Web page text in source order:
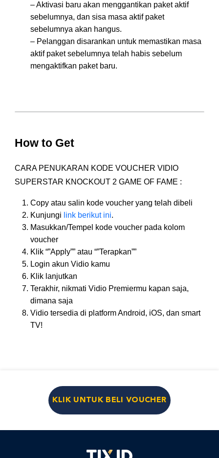
– Aktivasi baru akan menggantikan paket aktif
sebelumnya, dan sisa masa aktif paket
sebelumnya akan hangus.
– Pelanggan disarankan untuk memastikan masa
aktif paket sebelumnya telah habis sebelum
mengaktifkan paket baru.
How to Get
CARA PENUKARAN KODE VOUCHER VIDIO
SUPERSTAR KNOCKOUT 2 GAME OF FAME :
Copy atau salin kode voucher yang telah dibeli
Kunjungi link berikut ini.
Masukkan/Tempel kode voucher pada kolom
voucher
Klik “”Apply”” atau “”Terapkan””
Login akun Vidio kamu
Klik lanjutkan
Terakhir, nikmati Vidio Premiermu kapan saja,
dimana saja
Vidio tersedia di platform Android, iOS, dan smart
TV!
KLIK UNTUK BELI VOUCHER